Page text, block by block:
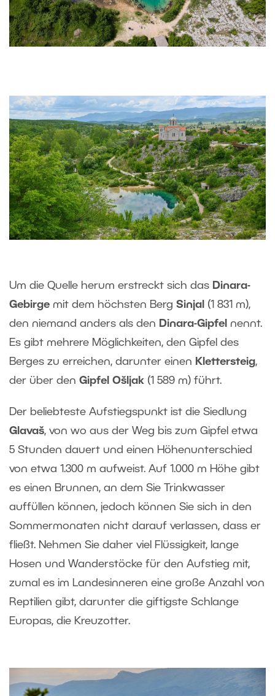
Um die Quelle herum erstreckt sich das Dinara-
Gebirge mit dem höchsten Berg Sinjal (1 831 m),
den niemand anders als den Dinara-Gipfel nennt.
Es gibt mehrere Möglichkeiten, den Gipfel des
Berges zu erreichen, darunter einen Klettersteig,
der über den Gipfel Ošljak (1 589 m) führt.
Der beliebteste Aufstiegspunkt ist die Siedlung
Glavaš, von wo aus der Weg bis zum Gipfel etwa
5 Stunden dauert und einen Höhenunterschied
von etwa 1.300 m aufweist. Auf 1.000 m Höhe gibt
es einen Brunnen, an dem Sie Trinkwasser
auffüllen können, jedoch können Sie sich in den
Sommermonaten nicht darauf verlassen, dass er
fließt. Nehmen Sie daher viel Flüssigkeit, lange
Hosen und Wanderstöcke für den Aufstieg mit,
zumal es im Landesinneren eine große Anzahl von
Reptilien gibt, darunter die giftigste Schlange
Europas, die Kreuzotter.